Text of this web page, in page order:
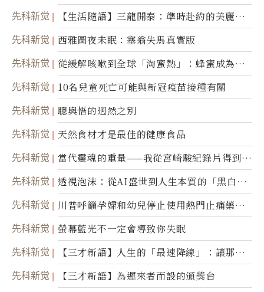
先科新觉
【生活隨語】三龍開泰：準時赴約的美麗震
撼
先科新觉 西雅圖夜未眠：塞翁失馬真實版
先科新觉
從緩解咳嗽到全球「淘蜜熱」：蜂蜜成為健
康產業前沿商品
先科新觉 10名兒童死亡可能與新冠疫苗接種有關
先科新觉 聰與悟的迥然之別
先科新觉 天然食材才是最佳的健康食品
先科新觉
當代靈魂的重量——我從宮崎駿紀錄片得到的
省思
先科新觉
透視泡沫：從AI盛世到人生本質的「黑白一
瞬」
先科新觉
川普呼籲孕婦和幼兒停止使用熱門止痛藥泰
諾
先科新觉 螢幕藍光不一定會導致你失眠
先科新觉
【三才新語】人生的「最速降線」：讓那道
光，帶你滑向自己
先科新觉 【三才新語】為遲來者而設的頒獎台